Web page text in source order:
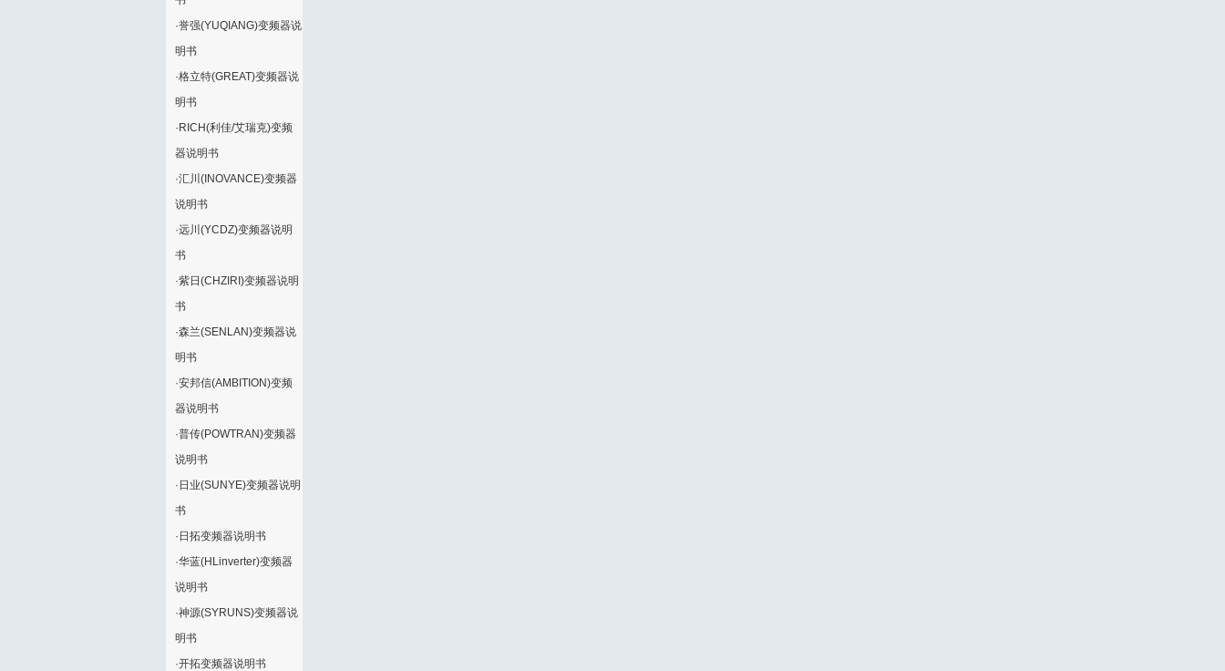
·誉强(YUQIANG)变频器说
明书
·格立特(GREAT)变频器说
明书
· RICH(利佳/艾瑞克)变频
器说明书
·汇川(INOVANCE)变频器
说明书
·远川(YCDZ)变频器说明
书
·紫日(CHZIRI)变频器说明
书
·森兰(SENLAN)变频器说
明书
·安邦信(AMBITION)变频
器说明书
·普传(POWTRAN)变频器
说明书
· 日业(SUNYE)变频器说明
书
· 日拓变频器说明书
·华蓝(HLinverter)变频器
说明书
·神源(SYRUNS)变频器说
明书
·开拓变频器说明书